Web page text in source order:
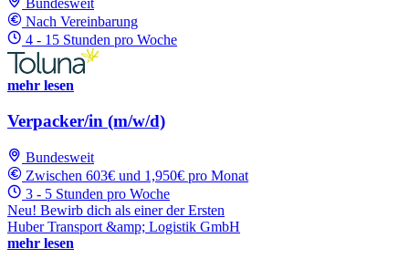
Bundesweit
Nach Vereinbarung
4 - 15 Stunden pro Woche
mehr lesen
Verpacker/in (m/w/d)
Bundesweit
Zwischen 603€ und 1,950€ pro Monat
3 - 5 Stunden pro Woche
Neu! Bewirb dich als einer der Ersten
Huber Transport &amp; Logistik GmbH
mehr lesen